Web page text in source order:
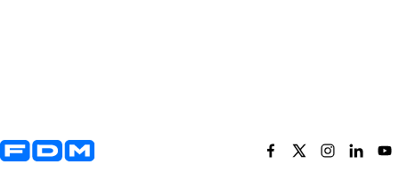
Yderligere information og kontaktoplysninger